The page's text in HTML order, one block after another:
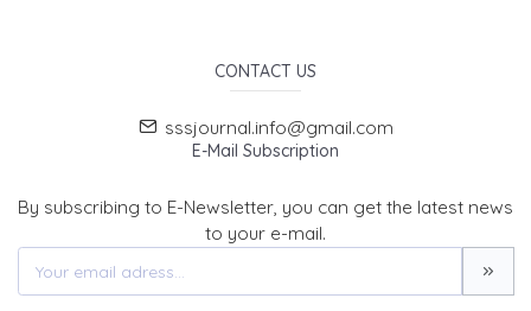
CONTACT US
sssjournal.info@gmail.com
E-Mail Subscription
By subscribing to E-Newsletter, you can get the latest news
to your e-mail.